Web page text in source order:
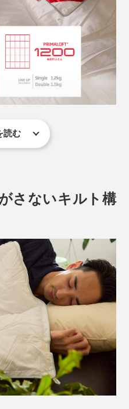
の太さの繊維を組み合せ
を実現。繊維と繊維のあ
たっぷりため込んでくれ
「プリマロフト」
吸ってもヘタりにくい特
登山家といった、プロ向
で快適に。ボリュームが
リマロフト1200 本掛け布団」
タンが6ヵ所ついている
』シリーズと組み合せれ
読む
さないキルト構